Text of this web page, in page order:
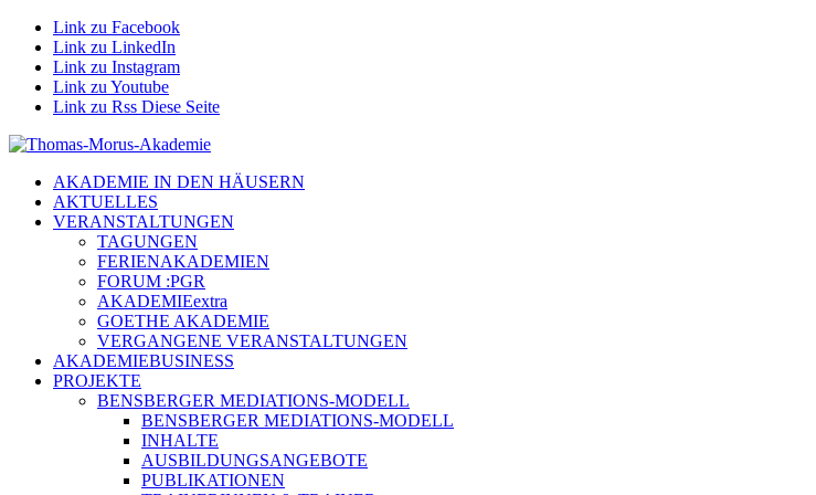
Link zu Facebook
Link zu LinkedIn
Link zu Instagram
Link zu Youtube
Link zu Rss Diese Seite
AKADEMIE IN DEN HÄUSERN
AKTUELLES
VERANSTALTUNGEN
TAGUNGEN
FERIENAKADEMIEN
FORUM :PGR
AKADEMIEextra
GOETHE AKADEMIE
VERGANGENE VERANSTALTUNGEN
AKADEMIEBUSINESS
PROJEKTE
BENSBERGER MEDIATIONS-MODELL
BENSBERGER MEDIATIONS-MODELL
INHALTE
AUSBILDUNGSANGEBOTE
PUBLIKATIONEN